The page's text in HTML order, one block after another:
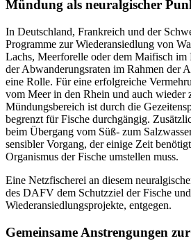
Mündung als neuralgischer
In Deutschland, Frankreich und der
Programme zur Wiederansiedlung von
Lachs, Meerforelle oder dem Maifisch
der Abwanderungsraten im Rahmen der
eine Rolle. Für eine erfolgreiche
vom Meer in den Rhein und auch wieder
Mündungsbereich ist durch die
begrenzt für Fische durchgängig.
beim Übergang vom Süß- zum
sensibler Vorgang, der einige Zeit
Organismus der Fische umstellen muss.
Eine Netzfischerei an diesem
des DAFV dem Schutzziel der Fische
Wiederansiedlungsprojekte, entgegen.
Gemeinsame Anstrengungen